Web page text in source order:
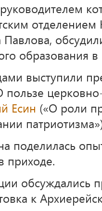
отделением
образования
выступили
пользе
Есин («О роли
поделилась
приходе.
обсуждались
к